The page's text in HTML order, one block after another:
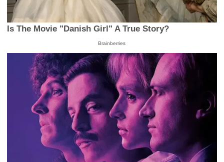
Is The Movie "Danish Girl" A True Story?
Brainberries